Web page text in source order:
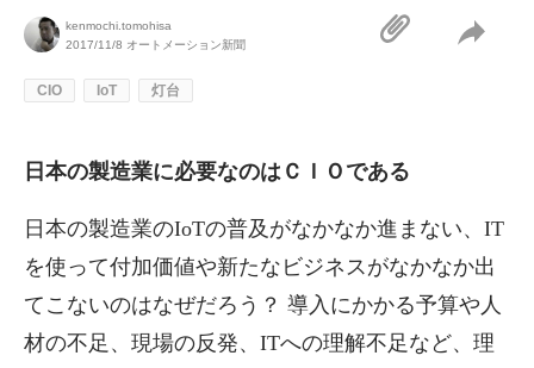
kenmochi.tomohisa
2017/11/8 オートメーション新聞
CIO IoT 灯台
日本の製造業に必要なのはＣＩＯである
日本の製造業のIoTの普及がなかなか進まない、IT
を使って付加価値や新たなビジネスがなかなか出
てこないのはなぜだろう？ 導入にかかる予算や人
材の不足、現場の反発、ITへの理解不足など、理